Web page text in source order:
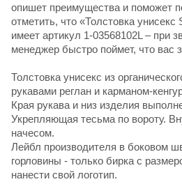
опишет преимущества и поможет
отметить, что «Толстовка
имеет артикул 1-03568102L – при
менеджер быстро поймет, что вас
Толстовка унисекс из
рукавами реглан и карманом-
Края рукава и низ изделия
Укрепляющая тесьма по вороту.
начесом.
Лейбл производителя в боковом
горловины - только бирка с
нанести свой логотип.